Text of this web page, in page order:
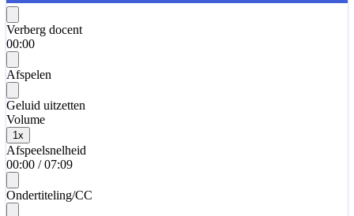
Verberg docent
00:00
Afspelen
Geluid uitzetten
Volume
1x
Afspeelsnelheid
00:00 / 07:09
Ondertiteling/CC